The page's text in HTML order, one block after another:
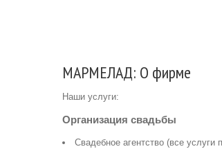
МАРМЕЛАД: О фирме
Наши услуги:
Организация свадьбы
Свадебное агентство (все услуги